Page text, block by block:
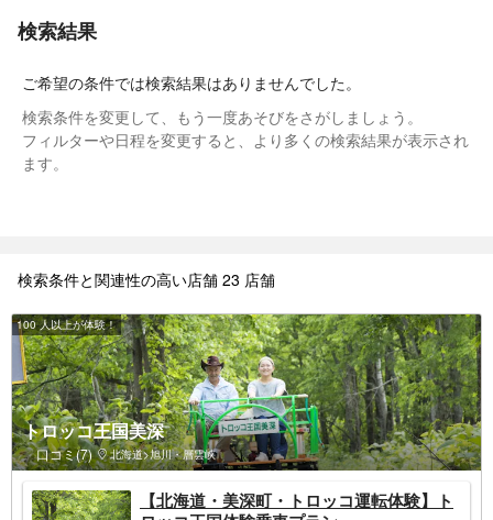
検索結果
ご希望の条件では検索結果はありませんでした。
検索条件を変更して、もう一度あそびをさがしましょう。
フィルターや日程を変更すると、より多くの検索結果が表示され
ます。
検索条件と関連性の高い店舗 23 店舗
100 人以上が体験！
トロッコ王国美深
口コミ(7) 北海道>旭川・層雲峡
【北海道・美深町・トロッコ運転体験】ト